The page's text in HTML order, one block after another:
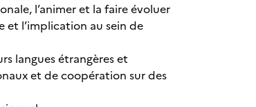
l’animer et la faire évoluer
et l’implication au sein de
langues étrangères et
et de coopération sur des